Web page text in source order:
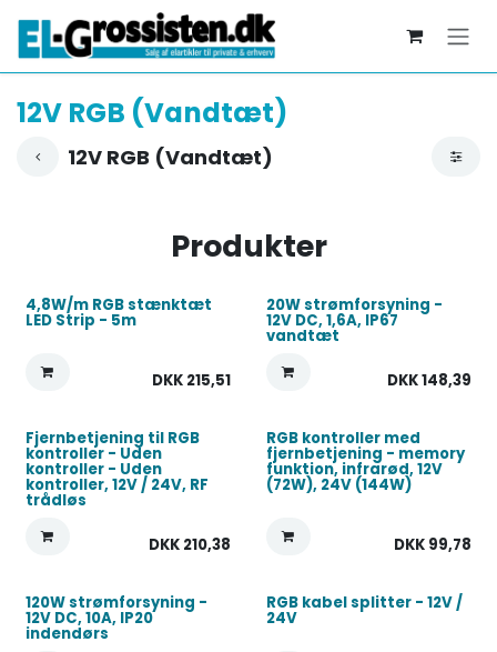
12V RGB (Vandtæt)
12V RGB (Vandtæt)
Produkter
4,8W/m RGB stænktæt
LED Strip - 5m
DKK 215,51
20W strømforsyning -
12V DC, 1,6A, IP67
vandtæt
DKK148,39
Fjernbetjening til RGB
kontroller - Uden
kontroller - Uden
kontroller, 12V / 24V, RF
trådløs
DKK 210,38
RGB kontroller med
fjernbetjening - memory
funktion, infrarød, 12V
(72W), 24V (144W)
DKK 99,78
120W strømforsyning -
12V DC, 10A, IP20
indendørs
RGB kabel splitter - 12V /
24V